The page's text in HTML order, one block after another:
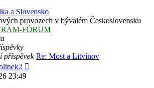
a Slovensko
provozech v bývalém Československu
FÓRUM
příspěvek Re: Most a Litvínov
23:49